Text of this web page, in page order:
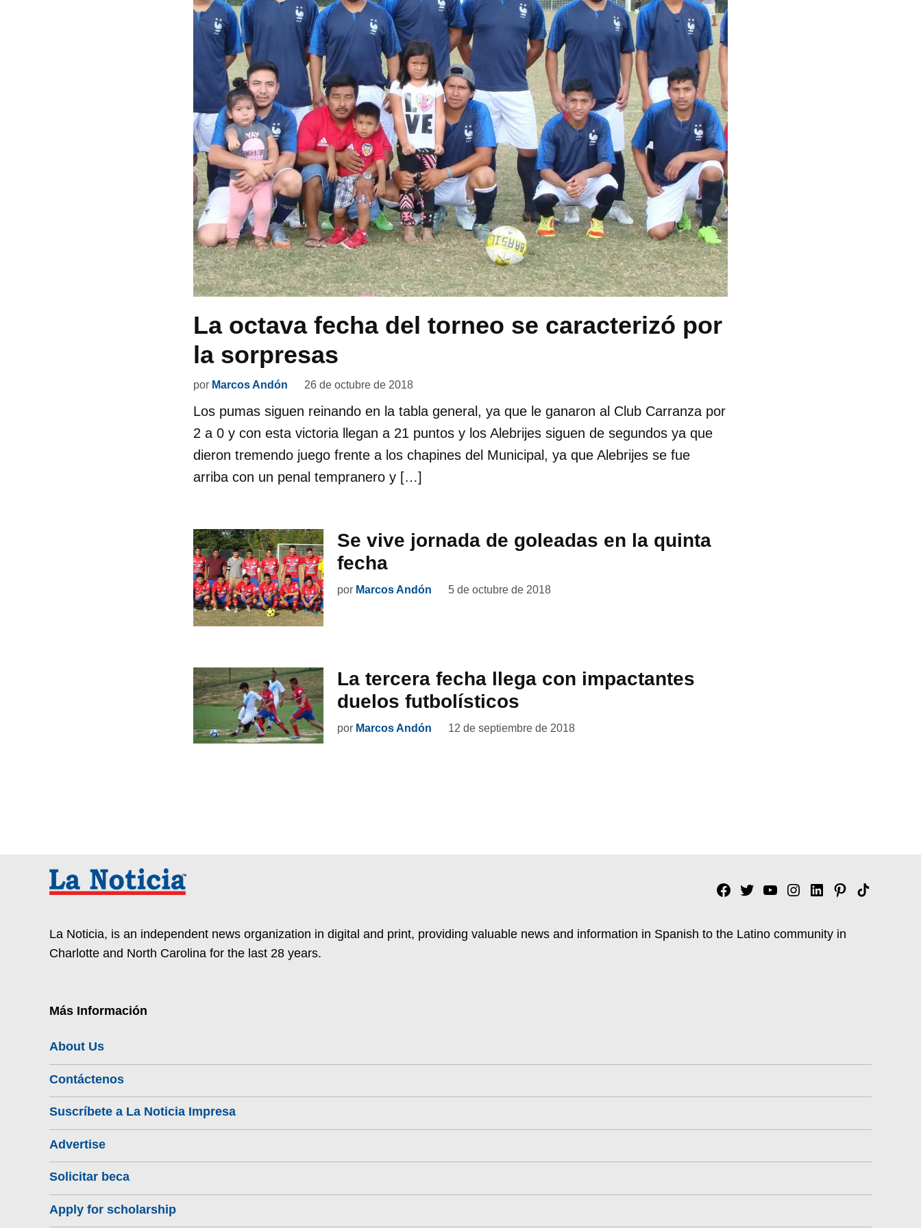
La octava fecha del torneo se caracterizó por
la sorpresas
por Marcos Andón 26 de octubre de 2018
Los pumas siguen reinando en la tabla general, ya que le ganaron al Club Carranza por
2 a 0 y con esta victoria llegan a 21 puntos y los Alebrijes siguen de segundos ya que
dieron tremendo juego frente a los chapines del Municipal, ya que Alebrijes se fue
arriba con un penal tempranero y […]
Se vive jornada de goleadas en la quinta
fecha
por Marcos Andón 5 de octubre de 2018
La tercera fecha llega con impactantes
duelos futbolísticos
por Marcos Andón 12 de septiembre de 2018
Facebook
TwitterYouTubeInstagram
Linkedin
Pinterest
Tik
La Noticia, is an independent news organization in digital and print, providing valuable news and information in Spanish to the Latino community in
Charlotte and North Carolina for the last 28 years.
Más Información
About Us
Contáctenos
Suscríbete a La Noticia Impresa
Advertise
Solicitar beca
Apply for scholarship